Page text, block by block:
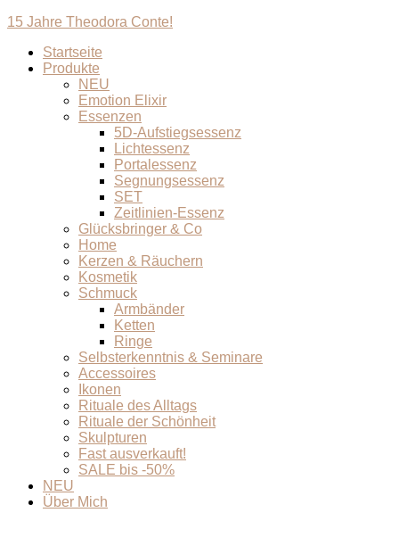
15 Jahre Theodora Conte!
Startseite
Produkte
NEU
Emotion Elixir
Essenzen
5D-Aufstiegsessenz
Lichtessenz
Portalessenz
Segnungsessenz
SET
Zeitlinien-Essenz
Glücksbringer & Co
Home
Kerzen & Räuchern
Kosmetik
Schmuck
Armbänder
Ketten
Ringe
Selbsterkenntnis & Seminare
Accessoires
Ikonen
Rituale des Alltags
Rituale der Schönheit
Skulpturen
Fast ausverkauft!
SALE bis -50%
NEU
Über Mich